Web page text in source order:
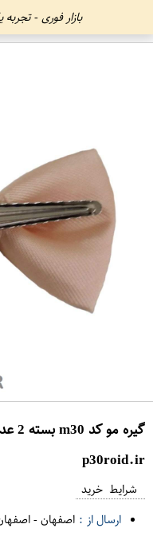
بازار فوری -
گیره مو کد m30 بسته 2 عددی تک سایز
p30roid.ir
شرایط خرید
ارسال از : اصفهان-